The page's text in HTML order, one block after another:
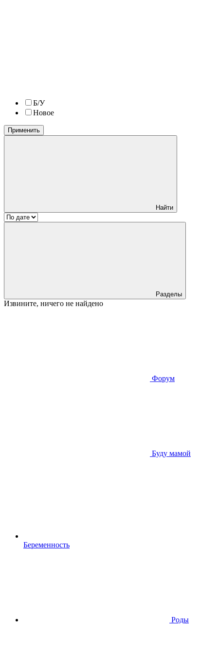
Б/У
Новое
Применить
Найти
Разделы
Извините, ничего не найдено
Форум
Буду мамой
Беременность
Роды